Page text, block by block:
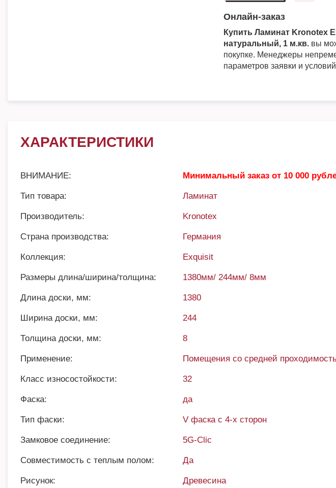
Онлайн-заказ
Купить Ламинат Kronotex
натуральный, 1 м.кв. вы
покупке. Менеджеры
параметров заявки и
ХАРАКТЕРИСТИКИ
ВНИМАНИЕ: Минимальный заказ от 10 000
Тип товара: Ламинат
Производитель: Kronotex
Страна производства: Германия
Коллекция: Exquisit
Размеры длина/ширина/толщина: 1380мм/ 244мм/ 8мм
Длина доски, мм: 1380
Ширина доски, мм: 244
Толщина доски, мм: 8
Применение: Помещения со средней
Класс износостойкости: 32
Фаска: да
Тип фаски: V фаска с 4-х сторон
Замковое соединение: 5G-Clic
Совместимость с теплым полом: Да
Рисунок: Древесина